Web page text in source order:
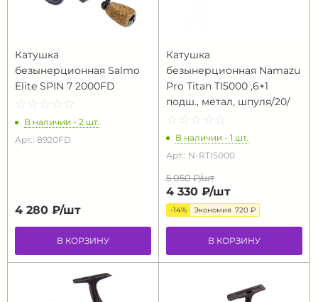
Катушка
безынерционная Salmo
Elite SPIN 7 2000FD
☆ ☆ ☆ ☆ ☆
★ ★ ★ ★ ★
В наличии - 2 шт.
Арт.: 8920FD
4 280 ₽/шт
В КОРЗИНУ
Катушка
безынерционная Namazu
Pro Titan TI5000 ,6+1
подш., метал, шпуля/20/
☆ ☆ ☆ ☆ ☆
★ ★ ★ ★ ★
В наличии - 1 шт.
Арт.: N-RTI5000
5 050 ₽/шт
4 330 ₽/шт
-14% Экономия 720 ₽
В КОРЗИНУ